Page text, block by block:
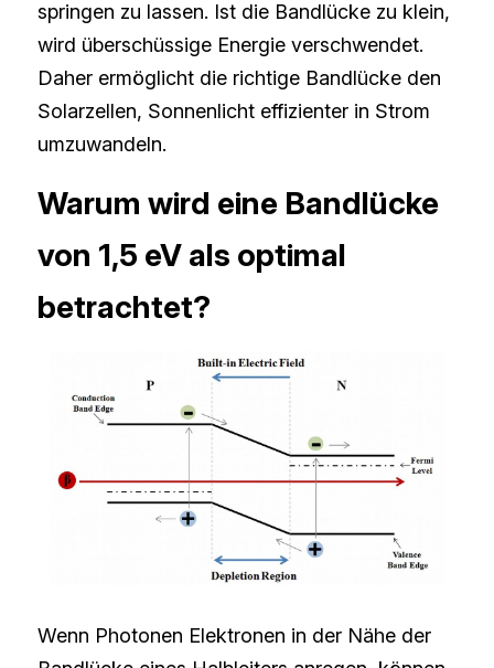
springen zu lassen. Ist die Bandlücke zu klein,
wird überschüssige Energie verschwendet.
Daher ermöglicht die richtige Bandlücke den
Solarzellen, Sonnenlicht effizienter in Strom
umzuwandeln.
Warum wird eine Bandlücke
von 1,5 eV als optimal
betrachtet?
Wenn Photonen Elektronen in der Nähe der